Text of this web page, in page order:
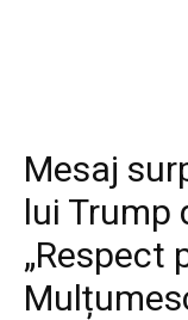
Mesaj
lui Trump
„Respect